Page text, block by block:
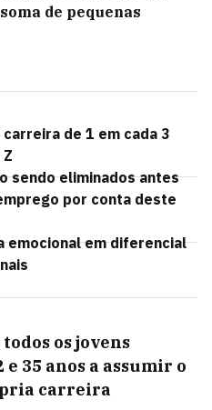
de pequenas
de 1 em cada 3
sendo eliminados antes
por conta deste
em diferencial
os jovens
35 anos a assumir o
carreira